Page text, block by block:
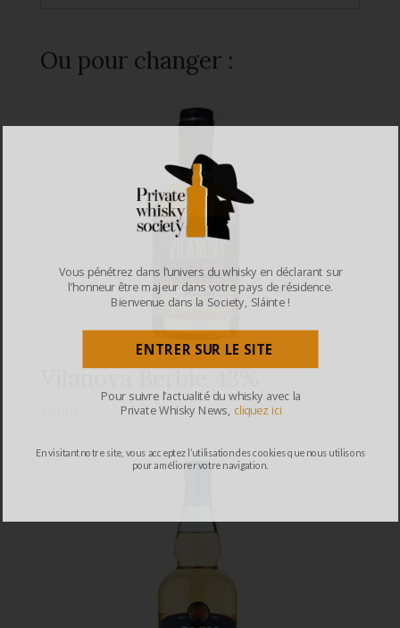
Ou pour changer :
Vilanova Berbie 43%
Vous pénétrez dans l’univers du whisky en déclarant sur
l’honneur être majeur dans votre pays de résidence.
Bienvenue dans la Society, Sláinte !
ENTRER SUR LE SITE
En visitant notre site, vous acceptez l’utilisation des cookies que nous utilisons
pour améliorer votre navigation.
Pour suivre l’actualité du whisky avec la
Private Whisky News, cliquez ici